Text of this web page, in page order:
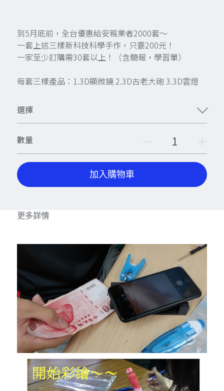
搜索
到5月底前，全台優惠給安親業者2000套～
一套上述三樣新科技科學手作，只要200元！
一家至少訂購需30套以上！（含簡報，學習單）
每套三樣產品：1.3D顯微鏡 2.3D古老大砲 3.3D雲燈
選擇
數量
加入購物車
更多詳情